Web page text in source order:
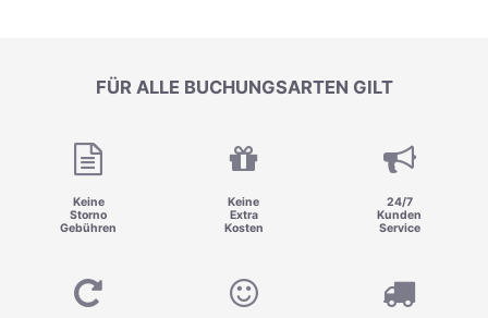
FÜR ALLE BUCHUNGSARTEN GILT
Keine
Storno
Gebühren
Keine
Extra
Kosten
24/7
Kunden
Service